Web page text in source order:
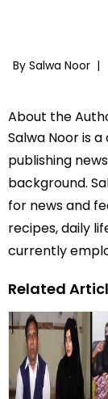
By Salwa Noor |
About the
Salwa Noor is
publishing
background.
for news and
recipes, daily
currently
Related